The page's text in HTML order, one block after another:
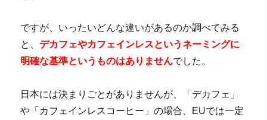
ですが、いったいどんな違いがあるのか調べてみる
と、デカフェやカフェインレスというネーミングに
明確な基準というものはありませんでした。
日本には決まりごとがありませんが、「デカフェ」
や「カフェインレスコーヒー」の場合、EUでは一定